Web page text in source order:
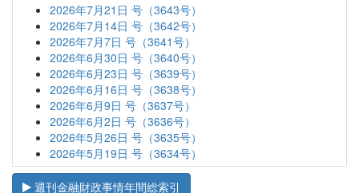
2026年7月21日 号（3643号）
2026年7月14日 号（3642号）
2026年7月7日 号（3641号）
2026年6月30日 号（3640号）
2026年6月23日 号（3639号）
2026年6月16日 号（3638号）
2026年6月9日 号（3637号）
2026年6月2日 号（3636号）
2026年5月26日 号（3635号）
2026年5月19日 号（3634号）
週刊金融財政事情年間総索引